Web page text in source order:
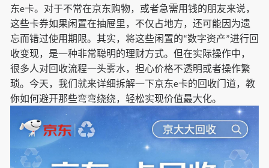
东e卡。对于不常在京东购物，或者急需用钱的朋友来说，
这些卡券如果闲置在抽屉里，不仅占地方，还可能因为遗
忘而错过使用期限。其实，将这些闲置的“数字资产”进行回
收变现，是一种非常聪明的理财方式。但在实际操作中，
很多人对回收流程一头雾水，担心价格不透明或者操作繁
琐。今天，我们就来详细拆解一下京东e卡的回收门道，教
你如何避开那些弯弯绕绕，轻松实现价值最大化。